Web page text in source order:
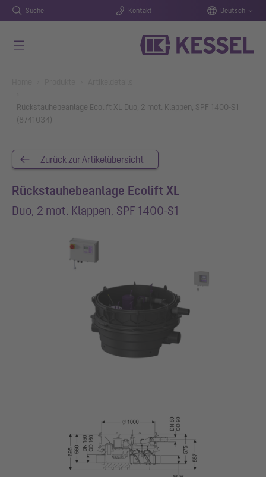
Suche Kontakt Deutsch
Rückstauhebeanlage Ecolift XL Duo, 2 mot. Klappen, SPF 1400-S1
(8741034)
Zurück zur Artikelübersicht
Rückstauhebeanlage Ecolift XL
Duo, 2 mot. Klappen, SPF 1400-S1